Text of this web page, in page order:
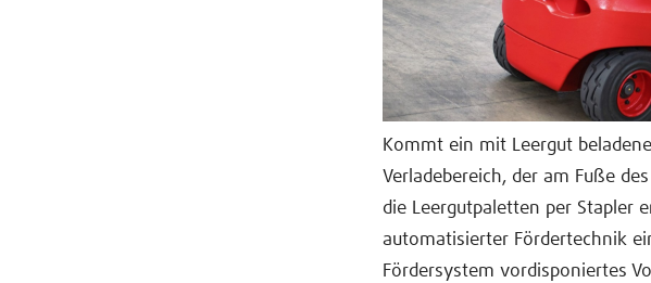
Kommt ein mit Leergut
Verladebereich, der am Fuße
die Leergutpaletten per Stapler
automatisierter Fördertechnik
Fördersystem vordisponiertes